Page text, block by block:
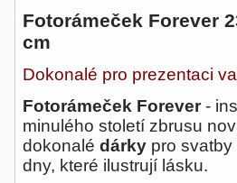
Fotorámeček Forever
cm
Dokonalé pro prezentaci
Fotorámeček Forever-
minulého století zbrusu
dokonalé dárky pro
dny, které ilustrují lásku.